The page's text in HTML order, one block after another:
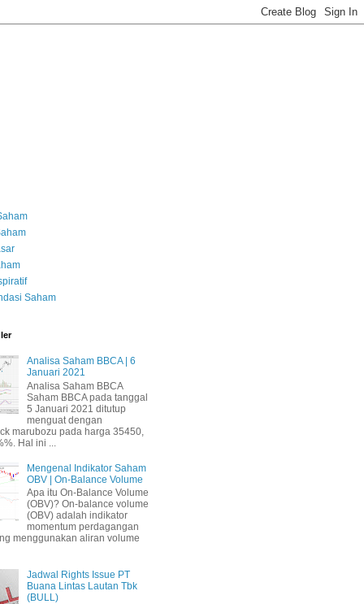
Saham
Analisa Saham BBCA | 6
Januari 2021
Analisa Saham BBCA
Saham BBCA pada tanggal
5 Januari 2021 ditutup
menguat dengan
marubozu pada harga 35450,
Hal ini ...
Mengenal Indikator Saham
OBV | On-Balance Volume
Apa itu On-Balance Volume
(OBV)? On-balance volume
(OBV) adalah indikator
momentum perdagangan
menggunakan aliran volume
Jadwal Rights Issue PT
Buana Lintas Lautan Tbk
(BULL)